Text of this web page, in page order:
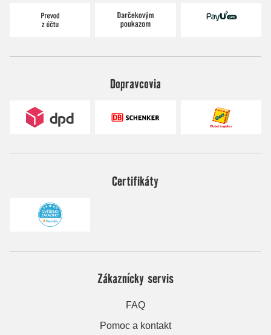
Dopravcovia
Certifikáty
Zákaznícky servis
FAQ
Pomoc a kontakt